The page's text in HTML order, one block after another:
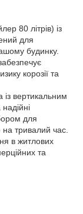
80 літрів) із
для
будинку.
корозії та
із вертикальним
для
тривалий час.
в житлових
та